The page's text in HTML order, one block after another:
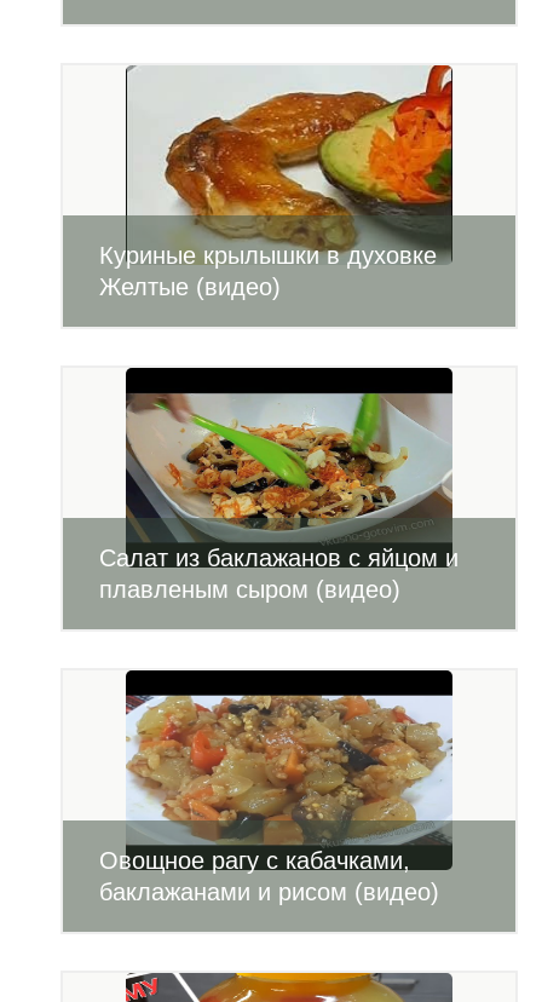
Куриные крылышки в духовке
Желтые (видео)
Салат из баклажанов с яйцом и
плавленым сыром (видео)
Овощное рагу с кабачками,
баклажанами и рисом (видео)